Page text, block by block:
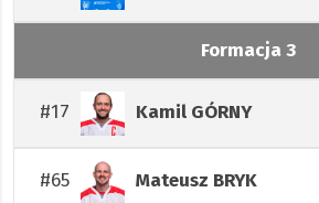
Formacja 3
#17 Kamil GÓRNY
#65 Mateusz BRYK